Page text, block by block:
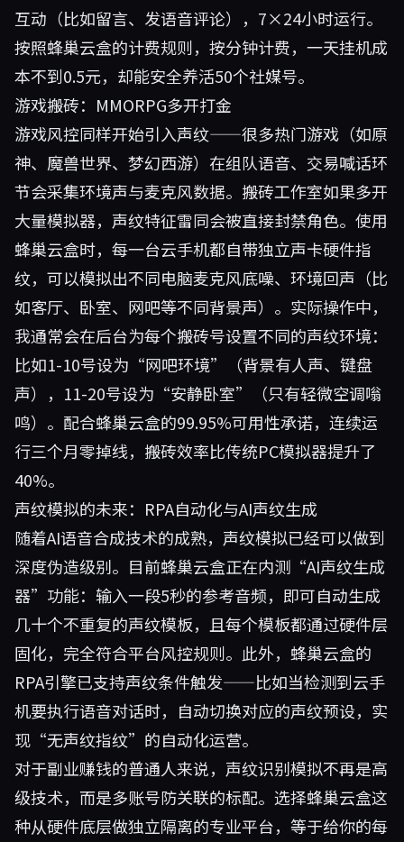
互动（比如留言、发语音评论），7×24小时运行。
按照蜂巢云盒的计费规则，按分钟计费，一天挂机成
本不到0.5元，却能安全养活50个社媒号。
游戏搬砖：MMORPG多开打金
游戏风控同样开始引入声纹——很多热门游戏（如原
神、魔兽世界、梦幻西游）在组队语音、交易喊话环
节会采集环境声与麦克风数据。搬砖工作室如果多开
大量模拟器，声纹特征雷同会被直接封禁角色。使用
蜂巢云盒时，每一台云手机都自带独立声卡硬件指
纹，可以模拟出不同电脑麦克风底噪、环境回声（比
如客厅、卧室、网吧等不同背景声）。实际操作中，
我通常会在后台为每个搬砖号设置不同的声纹环境：
比如1-10号设为“网吧环境”（背景有人声、键盘
声），11-20号设为“安静卧室”（只有轻微空调嗡
鸣）。配合蜂巢云盒的99.95%可用性承诺，连续运
行三个月零掉线，搬砖效率比传统PC模拟器提升了
40%。
声纹模拟的未来：RPA自动化与AI声纹生成
随着AI语音合成技术的成熟，声纹模拟已经可以做到
深度伪造级别。目前蜂巢云盒正在内测“AI声纹生成
器”功能：输入一段5秒的参考音频，即可自动生成
几十个不重复的声纹模板，且每个模板都通过硬件层
固化，完全符合平台风控规则。此外，蜂巢云盒的
RPA引擎已支持声纹条件触发——比如当检测到云手
机要执行语音对话时，自动切换对应的声纹预设，实
现“无声纹指纹”的自动化运营。
对于副业赚钱的普通人来说，声纹识别模拟不再是高
级技术，而是多账号防关联的标配。选择蜂巢云盒这
种从硬件底层做独立隔离的专业平台，等于给你的每